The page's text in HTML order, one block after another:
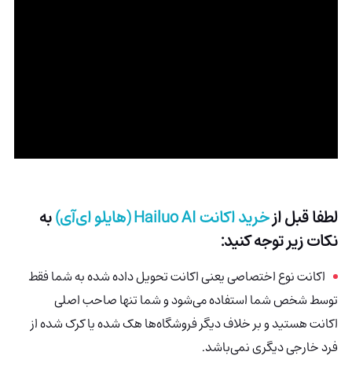
لطفا قبل ازخرید اکانتHailuo AI (هایلو ای‌آی)به
نکات زیر توجه کنید:
اکانت نوع اختصاصی یعنی اکانت تحویل داده شده به شما فقط
توسط شخص شما استفاده می‌شود و شما تنها صاحب اصلی
اکانت هستید و بر خلاف دیگر فروشگاه‌ها هک شده یا کرک شده از
فرد خارجی دیگری نمی‌باشد.